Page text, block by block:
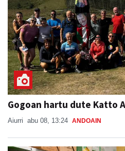
Gogoan hartu dute Katto
Aiurri abu 08, 13:24 ANDOAIN